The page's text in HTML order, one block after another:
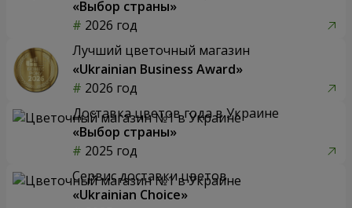
«Выбор страны»
2026 год
Лучший цветочный магазин
«Ukrainian Business Award»
2026 год
Доставка цветов года в Украине
«Выбор страны»
2025 год
Сервис доставки цветов
«Ukrainian Choice»